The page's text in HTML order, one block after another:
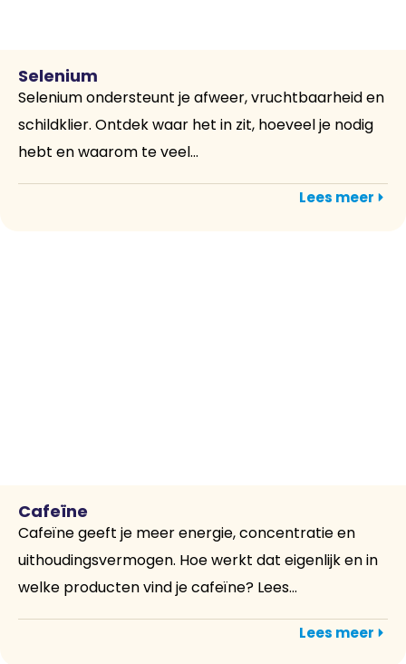
Selenium
Selenium ondersteunt je afweer, vruchtbaarheid en
schildklier. Ontdek waar het in zit, hoeveel je nodig
hebt en waarom te veel...
Lees meer
Cafeïne
Cafeïne geeft je meer energie, concentratie en
uithoudingsvermogen. Hoe werkt dat eigenlijk en in
welke producten vind je cafeïne? Lees...
Lees meer